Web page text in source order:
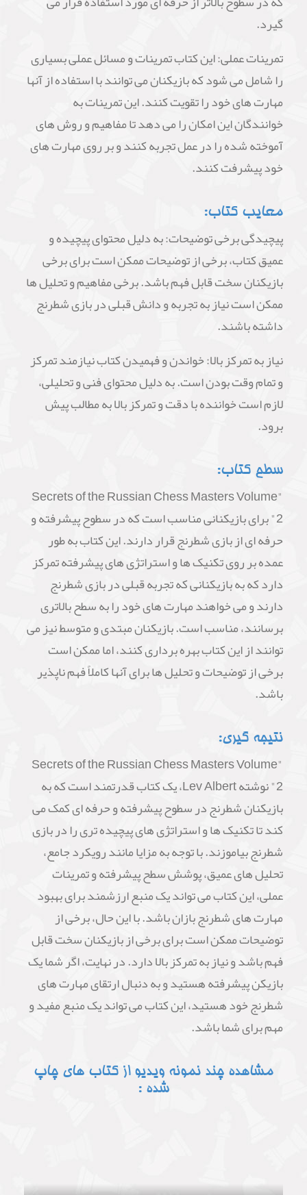
گیرد.
تمرینات عملی: این کتاب تمرینات و مسائل عملی بسیاری
را شامل می شود که بازیکنان می توانند با استفاده از آنها
مهارت های خود را تقویت کنند. این تمرینات به
خوانندگان این امکان را می دهد تا مفاهیم و روش های
آموخته شده را در عمل تجربه کنند و بر روی مهارت های
خود پیشرفت کنند.
معایب کتاب:
پیچیدگی برخی توضیحات: به دلیل محتوای پیچیده و
عمیق کتاب، برخی از توضیحات ممکن است برای برخی
بازیکنان سخت قابل فهم باشد. برخی مفاهیم و تحلیل ها
ممکن است نیاز به تجربه و دانش قبلی در بازی شطرنج
داشته باشند.
نیاز به تمرکز بالا: خواندن و فهمیدن کتاب نیازمند تمرکز
و تمام وقت بودن است. به دلیل محتوای فنی و تحلیلی،
لازم است خواننده با دقت و تمرکز بالا به مطالب پیش
برود.
سطح کتاب:
"Secrets of the Russian Chess Masters Volume
2" برای بازیکنانی مناسب است که در سطوح پیشرفته و
حرفه ای از بازی شطرنج قرار دارند. این کتاب به طور
عمده بر روی تکنیک ها و استراتژی های پیشرفته تمرکز
دارد که به بازیکنانی که تجربه قبلی در بازی شطرنج
دارند و می خواهند مهارت های خود را به سطح بالاتری
برسانند، مناسب است. بازیکنان مبتدی و متوسط نیز می
توانند از این کتاب بهره برداری کنند، اما ممکن است
برخی از توضیحات و تحلیل ها برای آنها کاملاً فهم ناپذیر
باشد.
نتیجه گیری:
"Secrets of the Russian Chess Masters Volume
2" نوشته Lev Albert، یک کتاب قدرتمند است که به
بازیکنان شطرنج در سطوح پیشرفته و حرفه ای کمک می
کند تا تکنیک ها و استراتژی های پیچیده تری را در بازی
شطرنج بیاموزند. با توجه به مزایا مانند رویکرد جامع،
تحلیل های عمیق، پوشش سطح پیشرفته و تمرینات
عملی، این کتاب می تواند یک منبع ارزشمند برای بهبود
مهارت های شطرنج بازان باشد. با این حال، برخی از
توضیحات ممکن است برای برخی از بازیکنان سخت قابل
فهم باشد و نیاز به تمرکز بالا دارد. در نهایت، اگر شما یک
بازیکن پیشرفته هستید و به دنبال ارتقای مهارت های
شطرنج خود هستید، این کتاب می تواند یک منبع مفید و
مهم برای شما باشد.
مشاهده چند نمونه ویدیو از کتاب های چاپ
شده :